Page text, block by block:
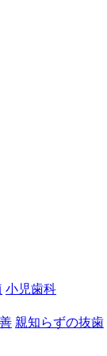
小児歯科
親知らずの抜歯